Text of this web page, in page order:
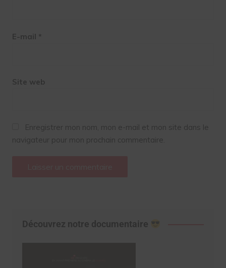
E-mail *
Site web
Enregistrer mon nom, mon e-mail et mon site dans le
navigateur pour mon prochain commentaire.
Découvrez notre documentaire